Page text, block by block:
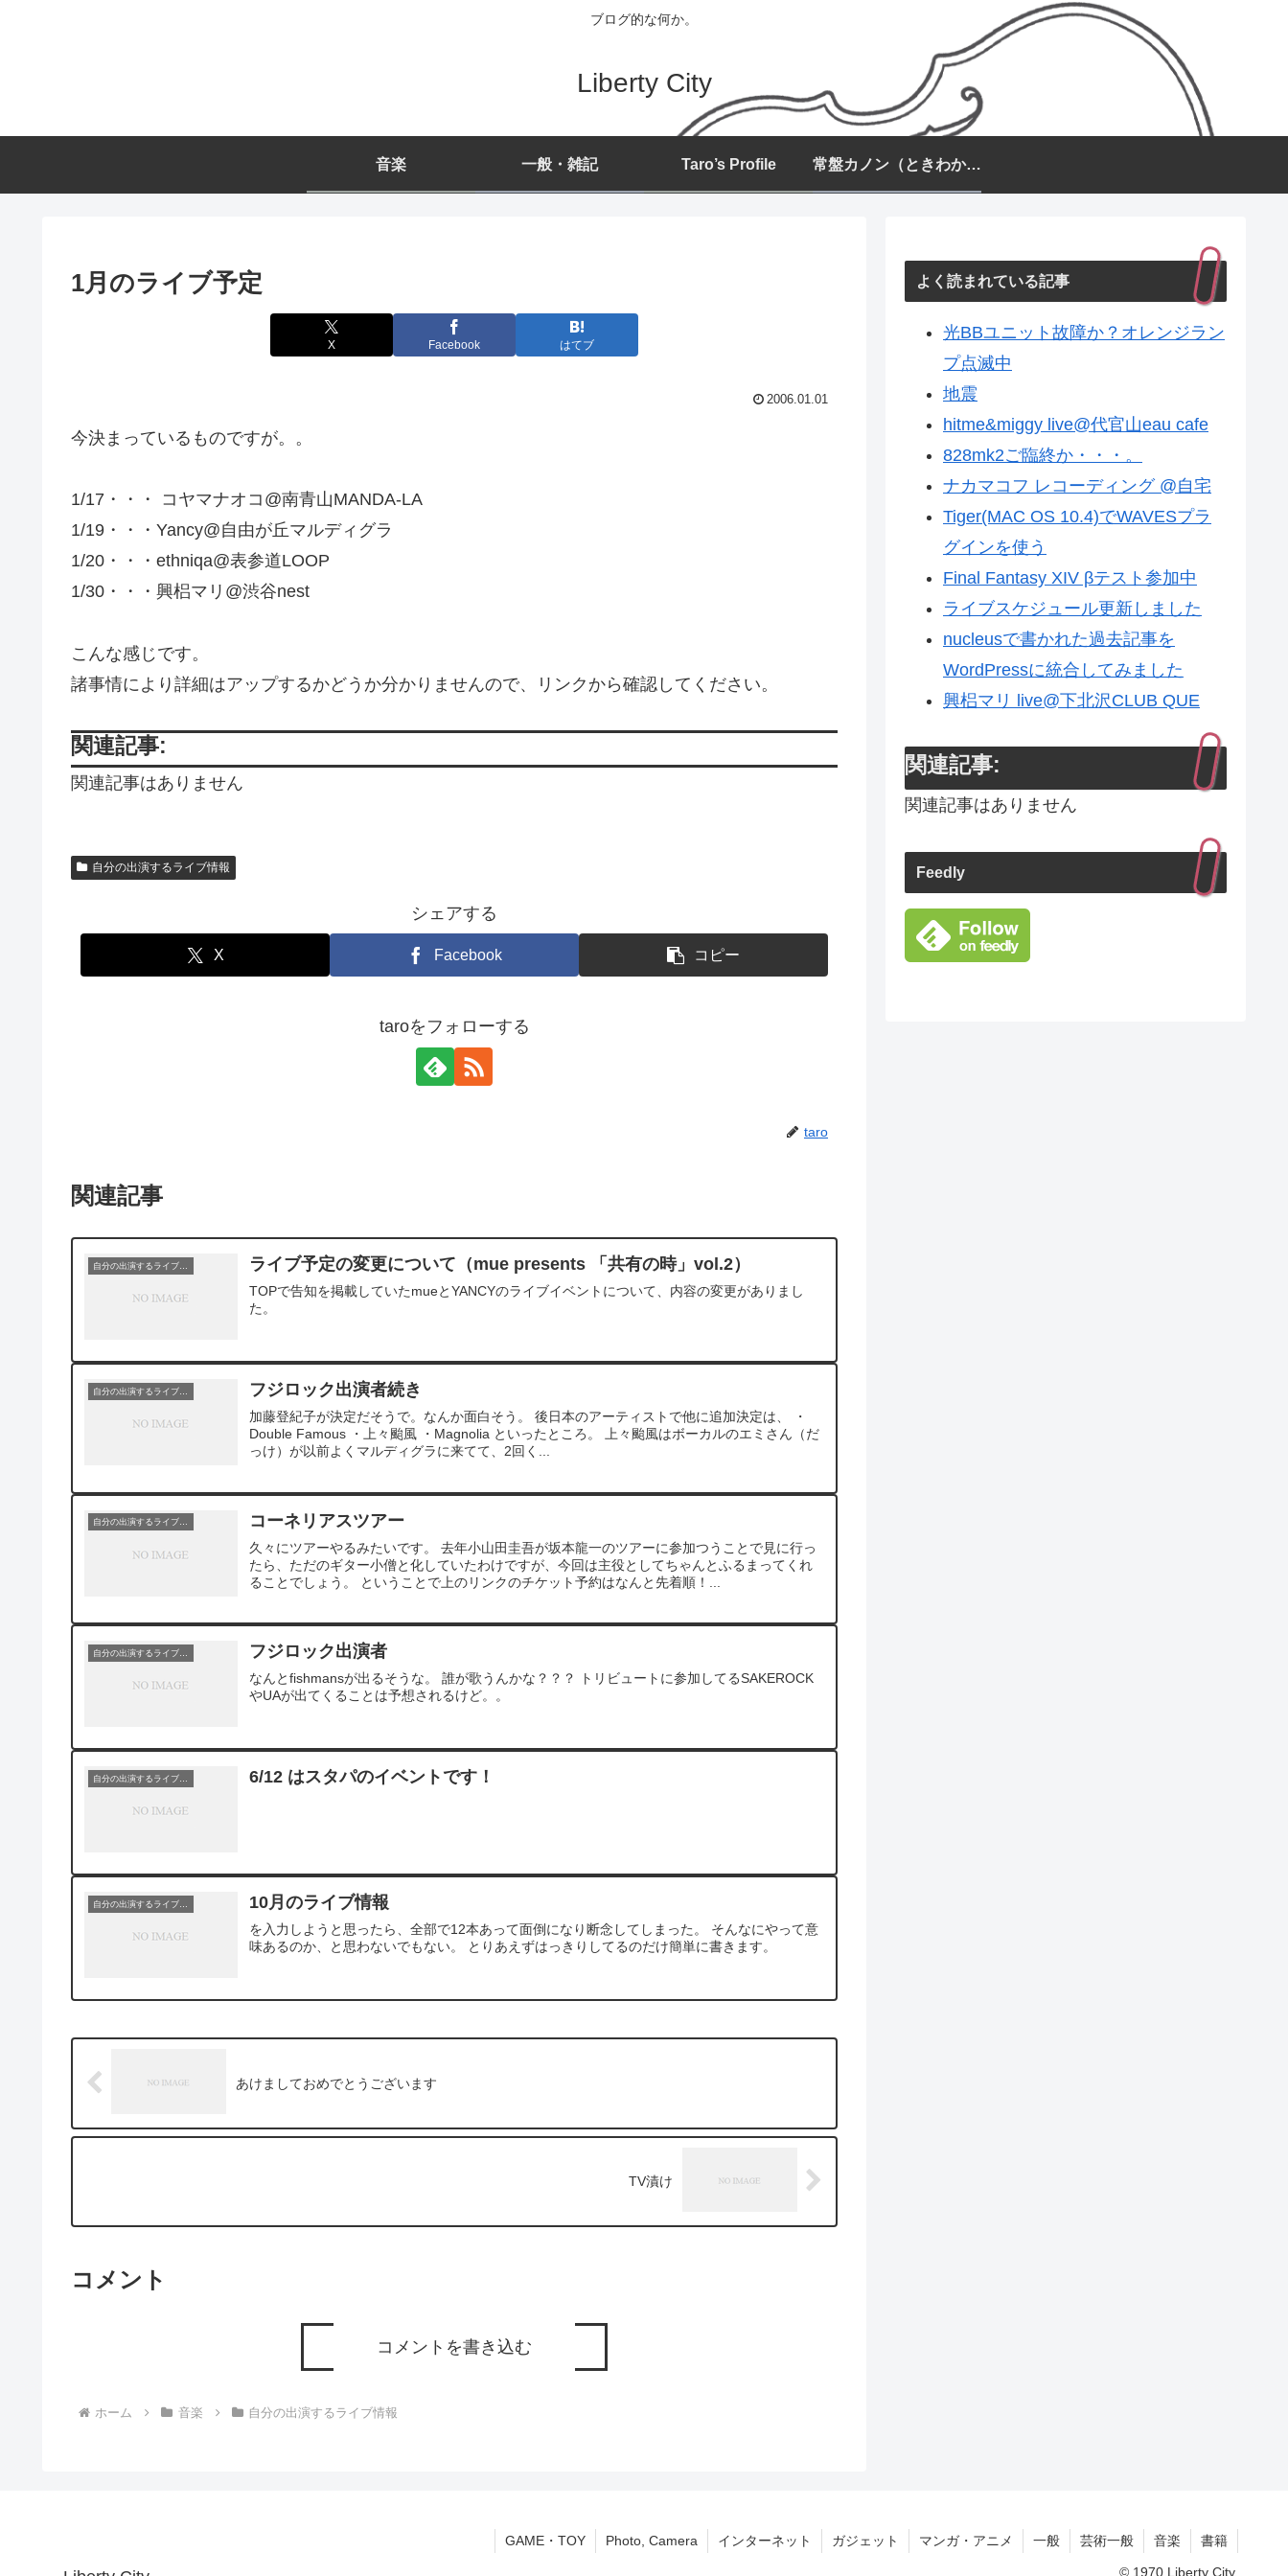
ブログ的な何か。
Liberty City
音楽 一般・雑記 Taro’s Profile 常盤カノン（ときわかのん）
1月のライブ予定
X Facebook はてブ
2006.01.01
今決まっているものですが。。
1/17・・・ コヤマナオコ@南青山MANDA-LA
1/19・・・Yancy@自由が丘マルディグラ
1/20・・・ethniqa@表参道LOOP
1/30・・・興梠マリ@渋谷nest
こんな感じです。
諸事情により詳細はアップするかどうか分かりませんので、リンクから確認してください。
関連記事:
関連記事はありません
自分の出演するライブ情報
シェアする
X Facebook コピー
taroをフォローする
taro
関連記事
自分の出演するライブ情報 ライブ予定の変更について（mue presents 「共有の時」vol.2）
TOPで告知を掲載していたmueとYANCYのライブイベントについて、内容の変更がありまし
た。
自分の出演するライブ情報 フジロック出演者続き
加藤登紀子が決定だそうで。なんか面白そう。 後日本のアーティストで他に追加決定は、 ・
Double Famous ・上々颱風 ・Magnolia といったところ。 上々颱風はボーカルのエミさん（だ
っけ）が以前よくマルディグラに来てて、2回く...
自分の出演するライブ情報 コーネリアスツアー
久々にツアーやるみたいです。 去年小山田圭吾が坂本龍一のツアーに参加つうことで見に行っ
たら、ただのギター小僧と化していたわけですが、今回は主役としてちゃんとふるまってくれ
ることでしょう。 ということで上のリンクのチケット予約はなんと先着順！...
自分の出演するライブ情報 フジロック出演者
なんとfishmansが出るそうな。 誰が歌うんかな？？？ トリビュートに参加してるSAKEROCK
やUAが出てくることは予想されるけど。。
自分の出演するライブ情報 6/12 はスタパのイベントです！
自分の出演するライブ情報 10月のライブ情報
を入力しようと思ったら、全部で12本あって面倒になり断念してしまった。 そんなにやって意
味あるのか、と思わないでもない。 とりあえずはっきりしてるのだけ簡単に書きます。
あけましておめでとうございます
TV漬け
コメント
コメントを書き込む
ホーム 音楽 自分の出演するライブ情報
よく読まれている記事
光BBユニット故障か？オレンジラン
プ点滅中
地震
hitme&miggy live@代官山eau cafe
828mk2ご臨終か・・・。
ナカマコフ レコーディング @自宅
Tiger(MAC OS 10.4)でWAVESプラ
グインを使う
Final Fantasy XIV βテスト参加中
ライブスケジュール更新しました
nucleusで書かれた過去記事を
WordPressに統合してみました
興梠マリ live@下北沢CLUB QUE
関連記事:
関連記事はありません
Feedly
GAME・TOY Photo, Camera インターネット ガジェット マンガ・アニメ 一般 芸術一般 音楽 書籍
© 1970 Liberty City.